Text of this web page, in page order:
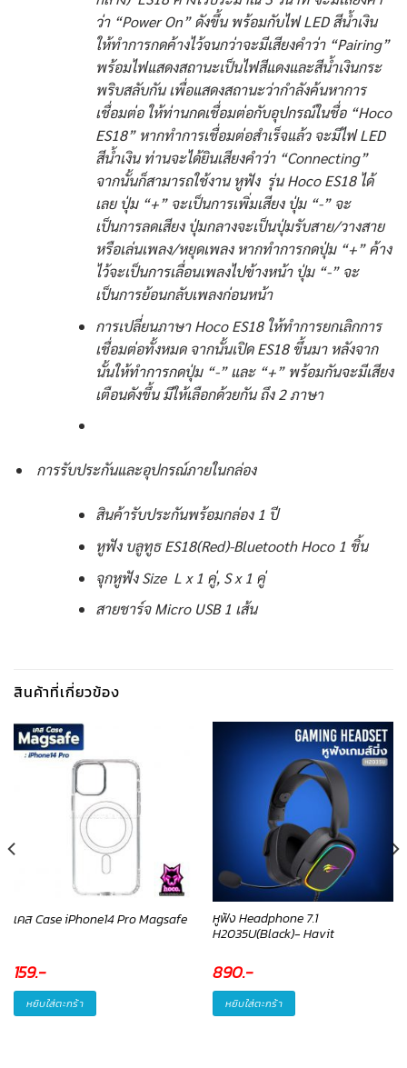
ว่า “Power On” ดังขึ้น พร้อมกับไฟ LED สีน้ำเงิน
ให้ทำการกดค้างไว้จนกว่าจะมีเสียงคำว่า “Pairing”
พร้อมไฟแสดงสถานะเป็นไฟสีแดงและสีน้ำเงินกระ
พริบสลับกัน เพื่อแสดงสถานะว่ากำลังค้นหาการ
เชื่อมต่อ ให้ท่านกดเชื่อมต่อกับอุปกรณ์ในชื่อ “Hoco
ES18” หากทำการเชื่อมต่อสำเร็จแล้ว จะมีไฟ LED
สีน้ำเงิน ท่านจะได้ยินเสียงคำว่า “Connecting”
จากนั้นก็สามารถใช้งาน หูฟัง รุ่น Hoco ES18 ได้
เลย ปุ่ม “+” จะเป็นการเพิ่มเสียง ปุ่ม “-” จะ
เป็นการลดเสียง ปุ่มกลางจะเป็นปุ่มรับสาย/วางสาย
หรือเล่นเพลง/หยุดเพลง หากทำการกดปุ่ม “+” ค้าง
ไว้จะเป็นการเลื่อนเพลงไปข้างหน้า ปุ่ม “-” จะ
เป็นการย้อนกลับเพลงก่อนหน้า
การเปลี่ยนภาษา Hoco ES18 ให้ทำการยกเลิกการ
เชื่อมต่อทั้งหมด จากนั้นเปิด ES18 ขึ้นมา หลังจาก
นั้นให้ทำการกดปุ่ม “-” และ “+” พร้อมกันจะมีเสียง
เตือนดังขึ้น มีให้เลือกด้วยกัน ถึง 2 ภาษา
การรับประกันและอุปกรณ์ภายในกล่อง
สินค้ารับประกันพร้อมกล่อง 1 ปี
หูฟัง บลูทูธ ES18(Red)-Bluetooth Hoco 1 ชิ้น
จุกหูฟัง Size L x 1 คู่, S x 1 คู่
สายชาร์จ Micro USB 1 เส้น
สินค้าที่เกี่ยวข้อง
เคส Case iPhone14 Pro Magsafe
159.-
หยิบใส่ตะกร้า
หูฟัง Headphone 7.1
H2035U(Black)- Havit
890.-
หยิบใส่ตะกร้า